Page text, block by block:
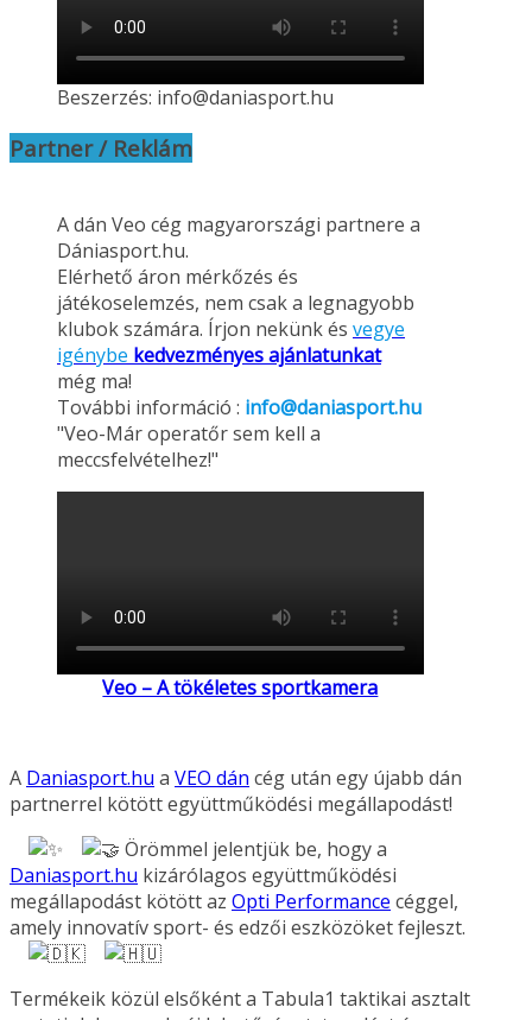
Beszerzés: info@daniasport.hu
Partner / Reklám
A dán Veo cég magyarországi partnere a
Dániasport.hu.
Elérhető áron mérkőzés és
játékoselemzés, nem csak a legnagyobb
klubok számára. Írjon nekünk és vegye
igénybe kedvezményes ajánlatunkat
még ma!
További információ : info@daniasport.hu
"Veo-Már operatőr sem kell a
meccsfelvételhez!"
Veo – A tökéletes sportkamera
A Daniasport.hu a VEO dán cég után egy újabb dán
partnerrel kötött együttműködési megállapodást!
Örömmel jelentjük be, hogy a
Daniasport.hu kizárólagos együttműködési
megállapodást kötött az Opti Performance céggel,
amely innovatív sport- és edzői eszközöket fejleszt.
Termékeik közül elsőként a Tabula1 taktikai asztalt